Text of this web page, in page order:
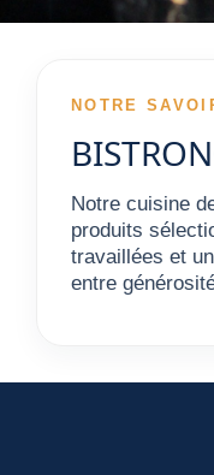
NOTRE
Notre cuisine
produits
travaillées et
entre